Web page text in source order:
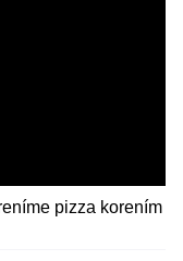
pizza korením